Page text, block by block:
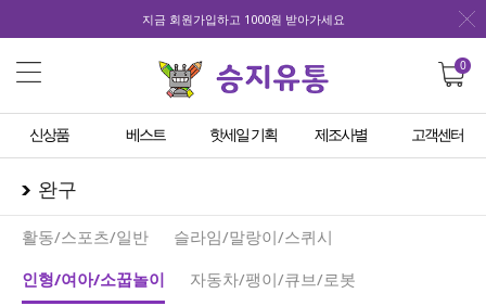
지금 회원가입하고 1000원 받아가세요
0
신상품 베스트 핫세일 기획 제조사별 고객센터
완구
활동/스포츠/일반
슬라임/말랑이/스퀴시
인형/여아/소꿉놀이
자동차/팽이/큐브/로봇